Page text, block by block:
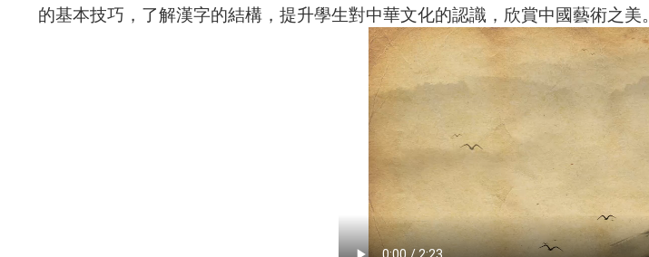
的基本技巧，了解漢字的結構，提升學生對中華文化的認識，欣賞中國藝術之美。